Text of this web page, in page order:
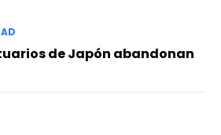
de Japón abandonan